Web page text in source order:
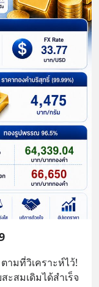
ามที่วิเคราะห์ไว้!
สมเดิมได้สำเร็จ